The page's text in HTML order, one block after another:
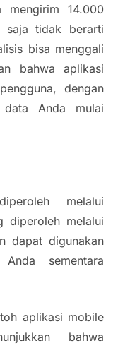
mengirim 14.000
tidak berarti
bisa menggali
bahwa aplikasi
dengan
Anda mulai
melalui
diperoleh melalui
dapat digunakan
sementara
aplikasi mobile
bahwa